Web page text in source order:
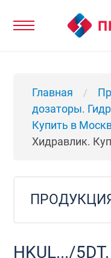
Главная /
дозаторы.
Купить в
Хидравлик.
HKUL.../